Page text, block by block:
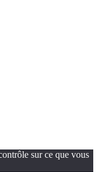
sur ce que vous